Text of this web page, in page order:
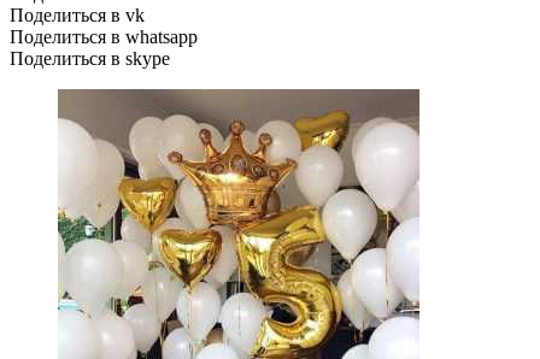
Поделиться в vk
Поделиться в whatsapp
Поделиться в skype